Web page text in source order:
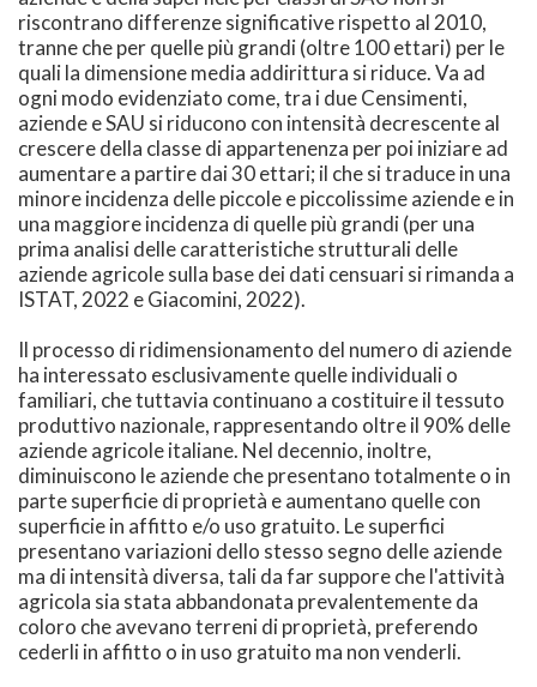
riscontrano differenze significative rispetto al 2010,
tranne che per quelle più grandi (oltre 100 ettari) per le
quali la dimensione media addirittura si riduce. Va ad
ogni modo evidenziato come, tra i due Censimenti,
aziende e SAU si riducono con intensità decrescente al
crescere della classe di appartenenza per poi iniziare ad
aumentare a partire dai 30 ettari; il che si traduce in una
minore incidenza delle piccole e piccolissime aziende e in
una maggiore incidenza di quelle più grandi (per una
prima analisi delle caratteristiche strutturali delle
aziende agricole sulla base dei dati censuari si rimanda a
ISTAT, 2022 e Giacomini, 2022).
Il processo di ridimensionamento del numero di aziende
ha interessato esclusivamente quelle individuali o
familiari, che tuttavia continuano a costituire il tessuto
produttivo nazionale, rappresentando oltre il 90% delle
aziende agricole italiane. Nel decennio, inoltre,
diminuiscono le aziende che presentano totalmente o in
parte superficie di proprietà e aumentano quelle con
superficie in affitto e/o uso gratuito. Le superfici
presentano variazioni dello stesso segno delle aziende
ma di intensità diversa, tali da far suppore che l'attività
agricola sia stata abbandonata prevalentemente da
coloro che avevano terreni di proprietà, preferendo
cederli in affitto o in uso gratuito ma non venderli.